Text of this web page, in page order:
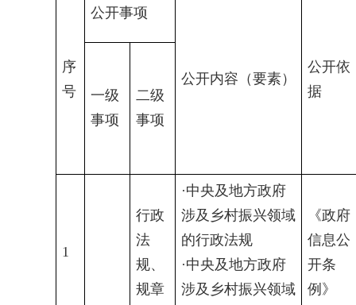
序
号
公开事项
公开内容（要素）
公开依
据
一级
事项
二级
事项
1
行政
法
规、
规章
·中央及地方政府
涉及乡村振兴领域
的行政法规
·中央及地方政府
涉及乡村振兴领域
《政府
信息公
开条
例》